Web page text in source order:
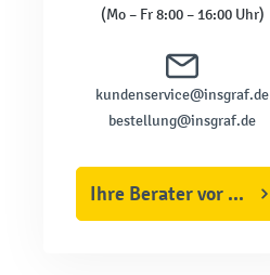
(Mo – Fr 8:00 – 16:00 Uhr)
kundenservice@insgraf.de
bestellung@insgraf.de
Ihre Berater vor Ort